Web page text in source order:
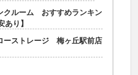
クルーム おすすめランキン
あり】
ーストレージ 梅ヶ丘駅前店